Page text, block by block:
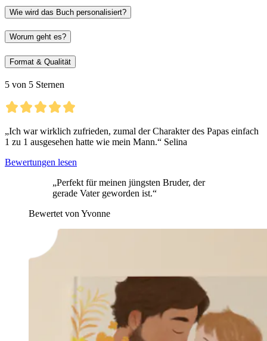
Wie wird das Buch personalisiert?
Worum geht es?
Format & Qualität
5 von 5 Sternen
„Ich war wirklich zufrieden, zumal der Charakter des Papas einfach
1 zu 1 ausgesehen hatte wie mein Mann.“ Selina
Bewertungen lesen
„Perfekt für meinen jüngsten Bruder, der
gerade Vater geworden ist.“
Bewertet von Yvonne